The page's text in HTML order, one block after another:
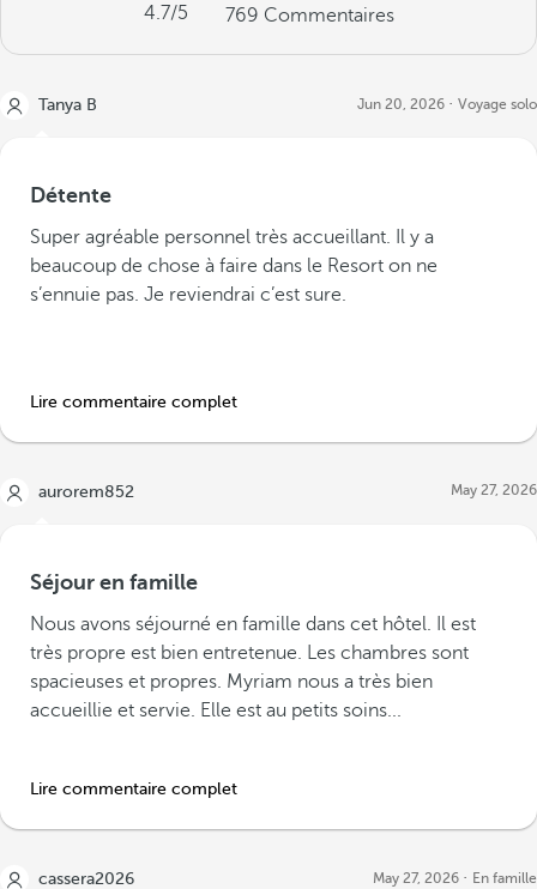
4.7/5 769 Commentaires
Tanya B Jun 20, 2026 Voyage solo
Détente
Super agréable personnel très accueillant. Il y a
beaucoup de chose à faire dans le Resort on ne
s’ennuie pas. Je reviendrai c’est sure.
Lire commentaire complet
aurorem852 May 27, 2026
Séjour en famille
Nous avons séjourné en famille dans cet hôtel. Il est
très propre est bien entretenue. Les chambres sont
spacieuses et propres. Myriam nous a très bien
accueillie et servie. Elle est au petits soins...
Lire commentaire complet
cassera2026 May 27, 2026 En famille